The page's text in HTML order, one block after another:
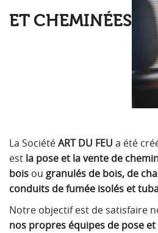
ET CHEMINÉES
La SociétéART DU FEU a été
est la pose et la vente de
bois ou granulés de bois, de
conduits de fumée isolés et
Notre objectif est de satisfaire
nos propres équipes de pose